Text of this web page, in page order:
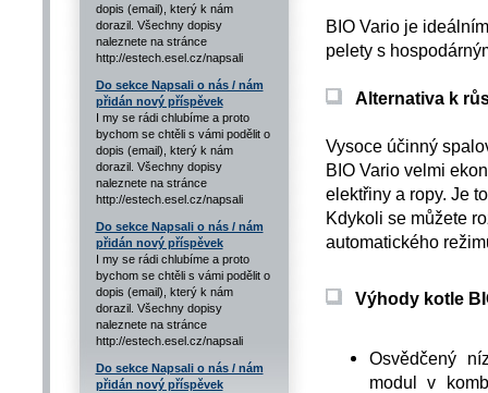
dopis (email), který k nám
dorazil. Všechny dopisy
naleznete na stránce
http://estech.esel.cz/napsali
Do sekce Napsali o nás / nám
přidán nový příspěvek
I my se rádi chlubíme a proto
bychom se chtěli s vámi podělit o
dopis (email), který k nám
dorazil. Všechny dopisy
naleznete na stránce
http://estech.esel.cz/napsali
Do sekce Napsali o nás / nám
přidán nový příspěvek
I my se rádi chlubíme a proto
bychom se chtěli s vámi podělit o
dopis (email), který k nám
dorazil. Všechny dopisy
naleznete na stránce
http://estech.esel.cz/napsali
Do sekce Napsali o nás / nám
přidán nový příspěvek
BIO Vario je
pelety s
Alternativa k
Vysoce účinný
BIO Vario velmi
elektřiny a ropy. Je
Kdykoli se můžete
automatického
Výhody kotle
Osvědčený
modul v